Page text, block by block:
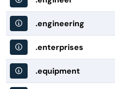
.engineering
.enterprises
.equipment